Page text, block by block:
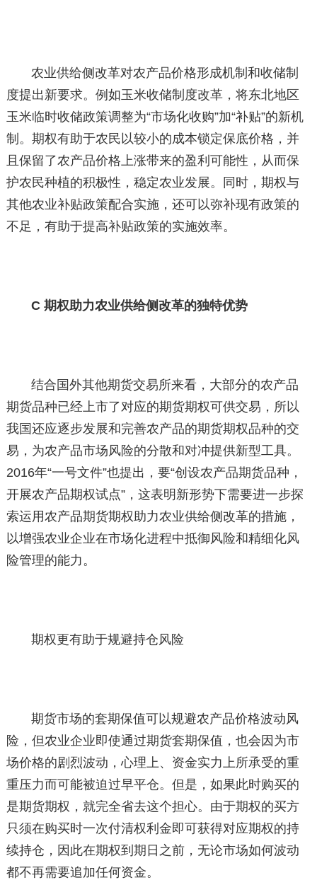
农业供给侧改革对农产品价格形成机制和收储制
度提出新要求。例如玉米收储制度改革，将东北地区
玉米临时收储政策调整为“市场化收购”加“补贴”的新机
制。期权有助于农民以较小的成本锁定保底价格，并
且保留了农产品价格上涨带来的盈利可能性，从而保
护农民种植的积极性，稳定农业发展。同时，期权与
其他农业补贴政策配合实施，还可以弥补现有政策的
不足，有助于提高补贴政策的实施效率。
C 期权助力农业供给侧改革的独特优势
结合国外其他期货交易所来看，大部分的农产品
期货品种已经上市了对应的期货期权可供交易，所以
我国还应逐步发展和完善农产品的期货期权品种的交
易，为农产品市场风险的分散和对冲提供新型工具。
2016年“一号文件”也提出，要“创设农产品期货品种，
开展农产品期权试点”，这表明新形势下需要进一步探
索运用农产品期货期权助力农业供给侧改革的措施，
以增强农业企业在市场化进程中抵御风险和精细化风
险管理的能力。
期权更有助于规避持仓风险
期货市场的套期保值可以规避农产品价格波动风
险，但农业企业即使通过期货套期保值，也会因为市
场价格的剧烈波动，心理上、资金实力上所承受的重
重压力而可能被迫过早平仓。但是，如果此时购买的
是期货期权，就完全省去这个担心。由于期权的买方
只须在购买时一次付清权利金即可获得对应期权的持
续持仓，因此在期权到期日之前，无论市场如何波动
都不再需要追加任何资金。